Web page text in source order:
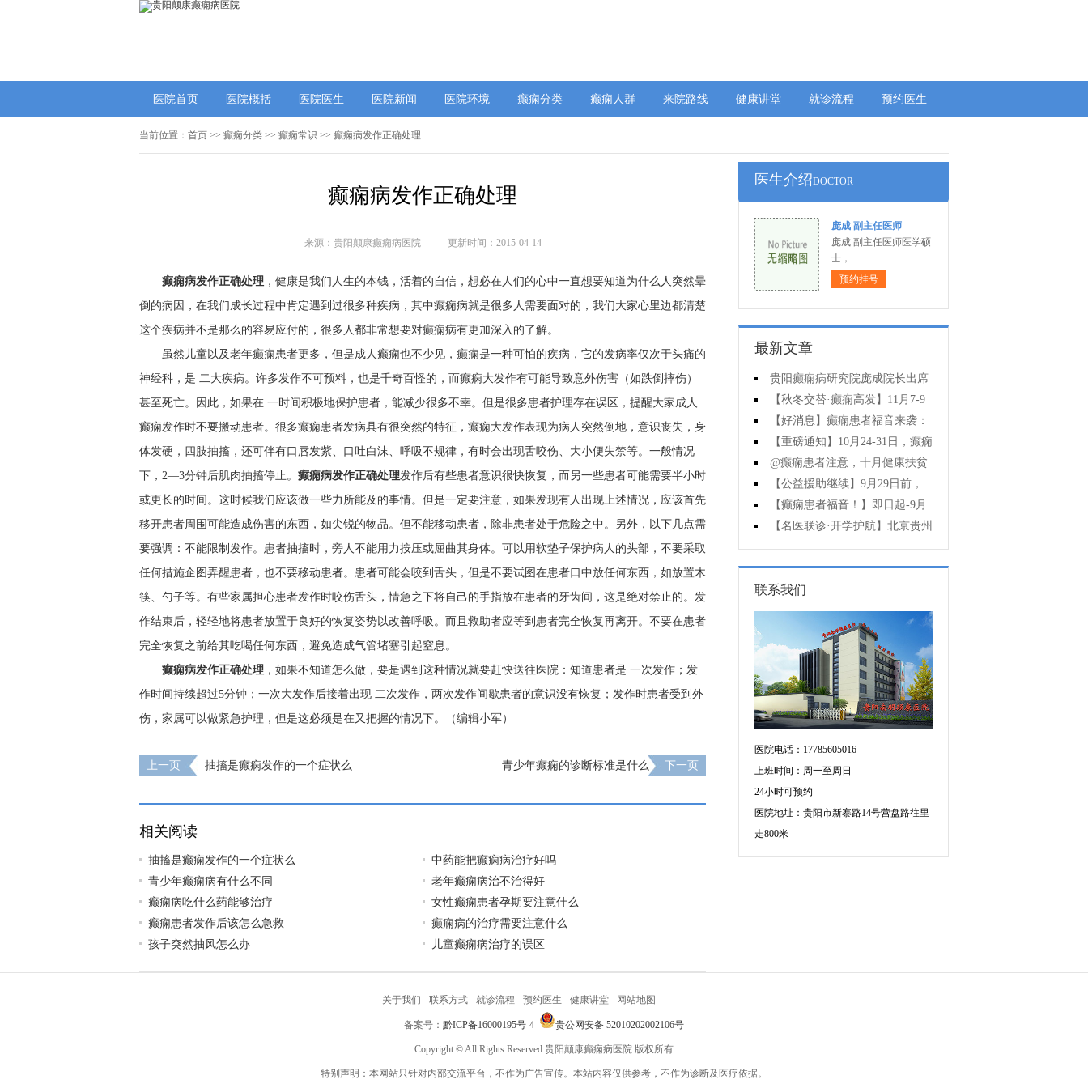
医院首页 医院概括 医院医生 医院新闻 医院环境 癫痫分类 癫痫人群 来院路线 健康讲堂 就诊流程 预约医生
当前位置： 首页 >> 癫痫分类 >> 癫痫常识 >> 癫痫病发作正确处理
癫痫病发作正确处理
来源：贵阳颠康癫痫病医院 更新时间：2015-04-14
癫痫病发作正确处理 ，健康是我们人生的本钱，活着的自信，想必在人们的心中一直想要知道为什么人突然晕
倒的病因，在我们成长过程中肯定遇到过很多种疾病，其中癫痫病就是很多人需要面对的，我们大家心里边都清楚
这个疾病并不是那么的容易应付的，很多人都非常想要对癫痫病有更加深入的了解。
虽然儿童以及老年癫痫患者更多，但是成人癫痫也不少见，癫痫是一种可怕的疾病，它的发病率仅次于头痛的
神经科，是 二大疾病。许多发作不可预料，也是千奇百怪的，而癫痫大发作有可能导致意外伤害（如跌倒摔伤）
甚至死亡。因此，如果在 一时间积极地保护患者，能减少很多不幸。但是很多患者护理存在误区，提醒大家成人
癫痫发作时不要搬动患者。很多癫痫患者发病具有很突然的特征，癫痫大发作表现为病人突然倒地，意识丧失，身
体发硬，四肢抽搐，还可伴有口唇发紫、口吐白沫、呼吸不规律，有时会出现舌咬伤、大小便失禁等。一般情况
下，2—3分钟后肌肉抽搐停止。 癫痫病发作正确处理发作后有些患者意识很快恢复，而另一些患者可能需要半小时
或更长的时间。这时候我们应该做一些力所能及的事情。但是一定要注意，如果发现有人出现上述情况，应该首先
移开患者周围可能造成伤害的东西，如尖锐的物品。但不能移动患者，除非患者处于危险之中。另外，以下几点需
要强调：不能限制发作。患者抽搐时，旁人不能用力按压或屈曲其身体。可以用软垫子保护病人的头部，不要采取
任何措施企图弄醒患者，也不要移动患者。患者可能会咬到舌头，但是不要试图在患者口中放任何东西，如放置木
筷、勺子等。有些家属担心患者发作时咬伤舌头，情急之下将自己的手指放在患者的牙齿间，这是绝对禁止的。发
作结束后，轻轻地将患者放置于良好的恢复姿势以改善呼吸。而且救助者应等到患者完全恢复再离开。不要在患者
完全恢复之前给其吃喝任何东西，避免造成气管堵塞引起窒息。
癫痫病发作正确处理 ，如果不知道怎么做，要是遇到这种情况就要赶快送往医院：知道患者是 一次发作；发
作时间持续超过5分钟；一次大发作后接着出现 二次发作，两次发作间歇患者的意识没有恢复；发作时患者受到外
伤，家属可以做紧急护理，但是这必须是在又把握的情况下。（编辑小军）
上一页 抽搐是癫痫发作的一个症状么 青少年癫痫的诊断标准是什么 下一页
相关阅读
抽搐是癫痫发作的一个症状么
中药能把癫痫病治疗好吗
青少年癫痫病有什么不同
老年癫痫病治不治得好
癫痫病吃什么药能够治疗
女性癫痫患者孕期要注意什么
癫痫患者发作后该怎么急救
癫痫病的治疗需要注意什么
孩子突然抽风怎么办
儿童癫痫病治疗的误区
医生介绍DOCTOR
庞成 副主任医师
庞成 副主任医师医学硕
士，
预约挂号
最新文章
贵阳癫痫病研究院庞成院长出席
第十一届CAAE国际癫痫论坛暨协会
成立20周年庆典
【秋冬交替·癫痫高发】11月7-9
日，超难约的北京三甲名医，携手
贵州专家团共抗癫痫，速约！
【好消息】癫痫患者福音来袭：
万元救助+半价专项检查+京黔专家
免费亲诊，符合条件者速申请！
【重磅通知】10月24-31日，癫痫
病专项检查全额救助+京黔名医免费
亲诊+高达万元补贴，名额有限，速
@癫痫患者注意，十月健康扶贫
救助计划开启，专家免费亲诊+高达
万元治疗救助，速抢名额！
【公益援助继续】9月29日前，
癫痫名医免费亲诊+检查治疗大额援
助持续发放，速约！
【癫痫患者福音！】即日起-9月
15日，专项检查免费+北京三甲知名
专家空降贵阳亲诊，勿错过！
【名医联诊·开学护航】北京贵州
三甲癫痫名医公益亲诊+检查治疗大
额援助，速约！
联系我们
医院电话：17785605016
上班时间：周一至周日
24小时可预约
医院地址：贵阳市新寨路14号营盘路往里
走800米
关于我们 - 联系方式 - 就诊流程 - 预约医生 - 健康讲堂 - 网站地图
备案号： 黔ICP备16000195号-4 贵公网安备 52010202002106号
Copyright © All Rights Reserved 贵阳颠康癫痫病医院 版权所有
特别声明：本网站只针对内部交流平台，不作为广告宣传。本站内容仅供参考，不作为诊断及医疗依据。